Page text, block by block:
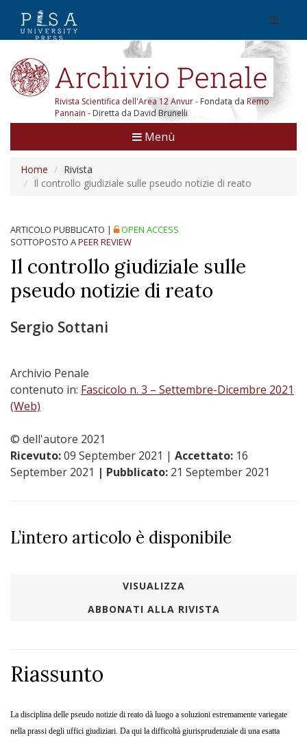
Rivista Scientifica dell'Area 12 Anvur- Fondata da Remo
Pannain - Diretta da David Brunelli
Menù
Home
Rivista
Il controllo giudiziale sulle pseudo notizie di reato
ARTICOLO PUBBLICATO |
OPEN ACCESS
SOTTOPOSTO APEER REVIEW
Il controllo giudiziale sulle
pseudo notizie di reato
Sergio Sottani
Archivio Penale
contenuto in: Fascicolo n. 3 – Settembre-Dicembre 2021
(Web)
© dell'autore 2021
Ricevuto:09 September 2021 | Accettato: 16
September 2021 | Pubblicato: 21 September 2021
L’intero articolo è disponibile
VISUALIZZA
ABBONATI ALLA RIVISTA
Riassunto
La disciplina delle pseudo notizie di reato dà luogo a soluzioni estremamente variegate
nella prassi degli uffici giudiziari. Da qui la difficoltà giurisprudenziale di una esatta